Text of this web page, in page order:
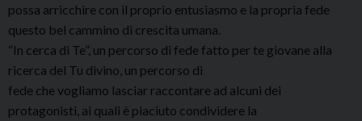
possa arricchire con il proprio entusiasmo e la propria fede
questo bel cammino di crescita umana.
“In cerca di Te”, un percorso di fede fatto per te giovane alla
ricerca del Tu divino, un percorso di
fede che vogliamo lasciar raccontare ad alcuni dei
protagonisti, ai quali è piaciuto condividere la